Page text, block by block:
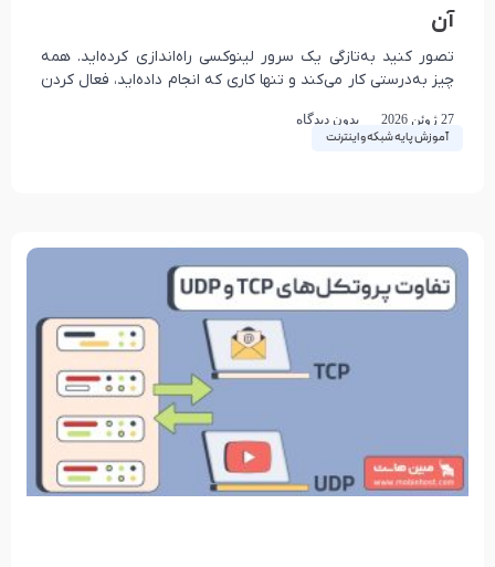
آموزش پایه شبکه و اینترنت
آن
تصور کنید به‌تازگی یک سرور لینوکسی راه‌اندازی کرده‌اید. همه
چیز به‌درستی کار می‌کند و تنها کاری که انجام داده‌اید، فعال کردن
27 ژوئن 2026 بدون دیدگاه